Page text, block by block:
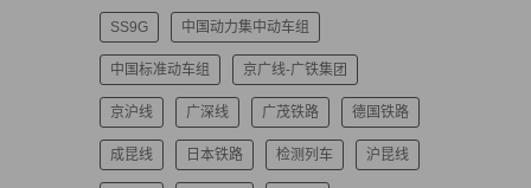
SS9G 中国动力集中动车组
中国标准动车组 京广线-广铁集团
京沪线 广深线 广茂铁路 德国铁路
成昆线 日本铁路 检测列车 沪昆线